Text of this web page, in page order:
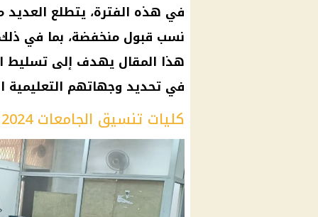
في هذه الفترة، يتطلع العديد
هذا المقال يهدف إلى تسليط
في تحديد وجهاتهم التعليمية
كليات تنسيق الجامعات 2024 التي تقبل من 50%